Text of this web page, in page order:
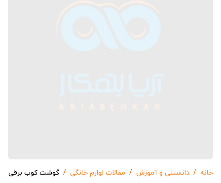
خانه دانستنی و آموزش مقالات لوازم خانگی گوشت کوب برقی چه